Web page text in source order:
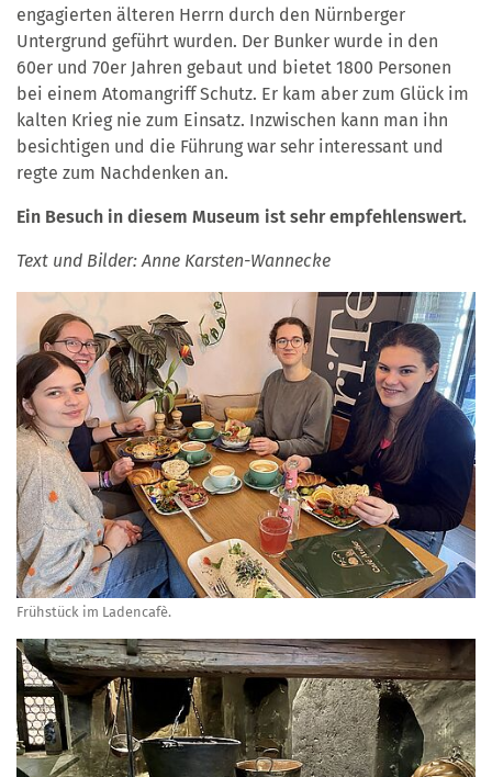
engagierten älteren Herrn durch den Nürnberger
Untergrund geführt wurden. Der Bunker wurde in den
60er und 70er Jahren gebaut und bietet 1800 Personen
bei einem Atomangriff Schutz. Er kam aber zum Glück im
kalten Krieg nie zum Einsatz. Inzwischen kann man ihn
besichtigen und die Führung war sehr interessant und
regte zum Nachdenken an.
Ein Besuch in diesem Museum ist sehr empfehlenswert.
Text und Bilder: Anne Karsten-Wannecke
Frühstück im Ladencafè.